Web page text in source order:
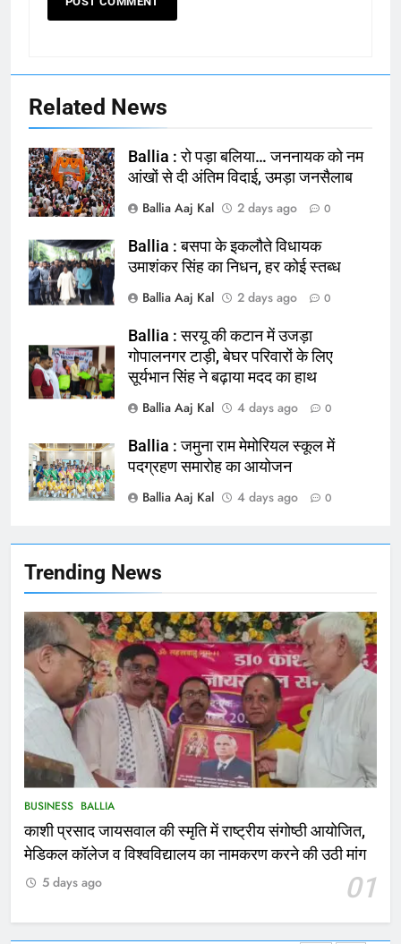
Trending News
BUSINESS BALLIA
काशी प्रसाद जायसवाल की स्मृति में राष्ट्रीय संगोष्ठी आयोजित,
मेडिकल कॉलेज व विश्वविद्यालय का नामकरण करने की उठी मांग
01
5 days ago
164
चिकित्सक, किया प्रदर्शन
NATIONAL बलिया
165
Ballia : बलिया बलिदान दिवस के मौके पर
NATIONAL बलिया
166
फांसी लगाकर दी जान
NATIONAL
167
Ballia : थैंक्यू बलिया पुलिस: पीड़िता को
मिले 1.38 लाख रूपये
NATIONAL बलिया
कोचिंग सेंटर में लगी भीषण आग, जान
बचाने के लिए छात्रों ने लगाई छलांग, कई
2
भरत तिवारी एनकाउंटर मामले को लेकर
सियासत तेज, भाजपा सांसद ने बताई हत्या
NATIONAL POLITICS
Related News
Ballia : रो पड़ा बलिया… जननायक को नम
आंखों से दी अंतिम विदाई, उमड़ा जनसैलाब
Ballia Aaj Kal
2 days ago 0
Ballia : बसपा के इकलौते विधायक
उमाशंकर सिंह का निधन, हर कोई स्तब्ध
Ballia Aaj Kal
2 days ago 0
Ballia : सरयू की कटान में उजड़ा
गोपालनगर टाड़ी, बेघर परिवारों के लिए
सूर्यभान सिंह ने बढ़ाया मदद का हाथ
Ballia Aaj Kal
4 days ago 0
Ballia : जमुना राम मेमोरियल स्कूल में
पदग्रहण समारोह का आयोजन
Ballia Aaj Kal
4 days ago 0